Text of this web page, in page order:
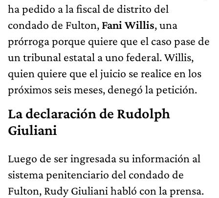
ha pedido a la fiscal de distrito del
condado de Fulton, Fani Willis, una
prórroga porque quiere que el caso pase de
un tribunal estatal a uno federal. Willis,
quien quiere que el juicio se realice en los
próximos seis meses, denegó la petición.
La declaración de Rudolph
Giuliani
Luego de ser ingresada su información al
sistema penitenciario del condado de
Fulton, Rudy Giuliani habló con la prensa.